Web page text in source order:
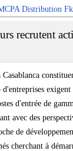
Distribution
recrutent
Casablanca
exigent
d'entrée de
avec des
de
cherchant à